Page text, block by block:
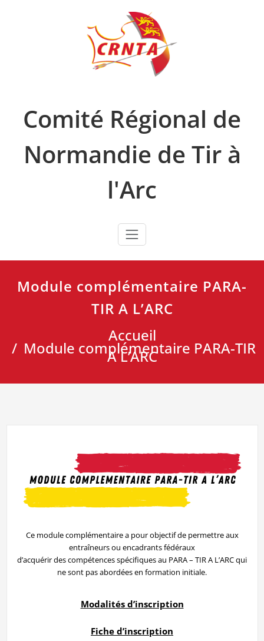
Comité Régional de
Normandie de Tir à
l'Arc
Module complémentaire PARA-
TIR A L’ARC
Accueil
Module complémentaire PARA-TIR
A L’ARC
Ce module complémentaire a pour objectif de permettre aux
entraîneurs ou encadrants fédéraux
d’acquérir des compétences spécifiques au PARA – TIR A L’ARC qui
ne sont pas abordées en formation initiale.
Modalités d’inscription
Fiche d’inscription